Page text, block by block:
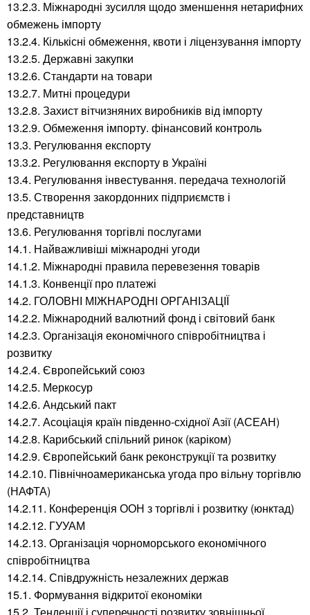
13.2.3. Міжнародні зусилля щодо зменшення нетарифних
обмежень імпорту
13.2.4. Кількісні обмеження, квоти і ліцензування імпорту
13.2.5. Державні закупки
13.2.6. Стандарти на товари
13.2.7. Митні процедури
13.2.8. Захист вітчизняних виробників від імпорту
13.2.9. Обмеження імпорту. фінансовий контроль
13.3. Регулювання експорту
13.3.2. Регулювання експорту в Україні
13.4. Регулювання інвестування. передача технологій
13.5. Створення закордонних підприємств і
представництв
13.6. Регулювання торгівлі послугами
14.1. Найважливіші міжнародні угоди
14.1.2. Міжнародні правила перевезення товарів
14.1.3. Конвенції про платежі
14.2. ГОЛОВНІ МІЖНАРОДНІ ОРГАНІЗАЦІЇ
14.2.2. Міжнародний валютний фонд і світовий банк
14.2.3. Організація економічного співробітництва і
розвитку
14.2.4. Європейський союз
14.2.5. Меркосур
14.2.6. Андський пакт
14.2.7. Асоціація країн південно-східної Азії (АСЕАН)
14.2.8. Карибський спільний ринок (каріком)
14.2.9. Європейський банк реконструкції та розвитку
14.2.10. Північноамериканська угода про вільну торгівлю
(НАФТА)
14.2.11. Конференція ООН з торгівлі і розвитку (юнктад)
14.2.12. ГУУАМ
14.2.13. Організація чорноморського економічного
співробітництва
14.2.14. Співдружність незалежних держав
15.1. Формування відкритої економіки